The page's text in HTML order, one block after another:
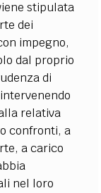
stipulata
dei
impegno,
dal proprio
di
relativa
confronti, a
a carico
nel loro